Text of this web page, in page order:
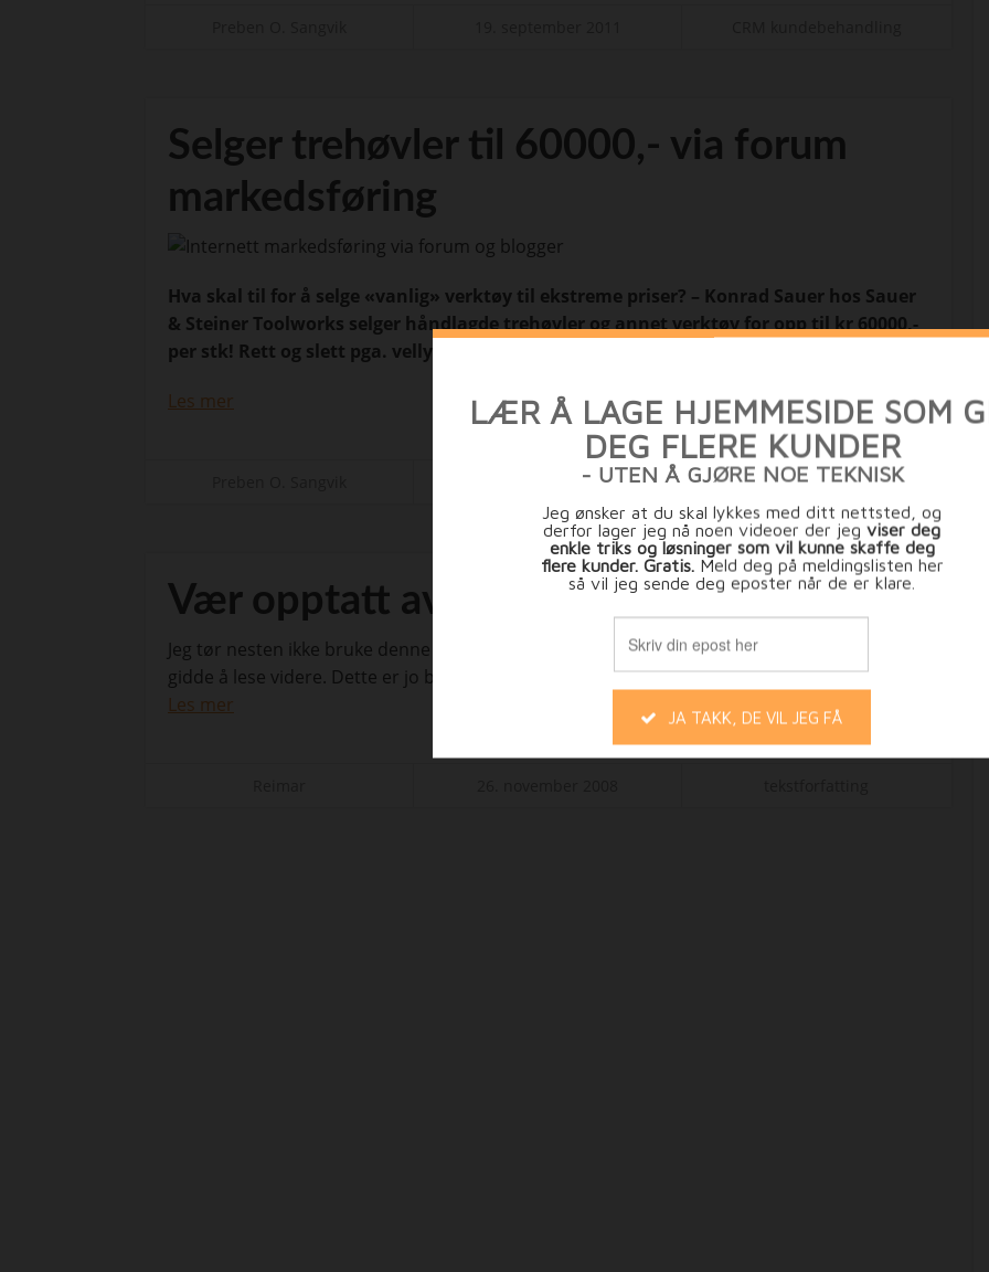
Selger trehøvler til 60000,- via forum
markedsføring
Hva skal til for å selge «vanlig» verktøy til ekstreme priser? – Konrad Sauer hos Sauer
& Steiner Toolworks selger håndlagde trehøvler og annet verktøy for opp til kr 60000,-
per stk! Rett og slett pga. vellykket internett markedsføring.
Les mer
12. mai 2010 Markedsføring på nett
Vær opptatt av kunden, ikke deg selv
Jeg tør nesten ikke bruke denne overskriften, for jeg er redd du skal hoppe av lasset og ikke
gidde å lese videre. Dette er jo blitt en klisje – å være kundefokusert.
Les mer
Hei, Estrategi.no bruker cookies for å gjøre din opplevelse bedre samt
fungere godt. Vi regner med at det er ok for deg, men du kan deaktivere
cookies hvis du vil
Innstillinger GODTATT